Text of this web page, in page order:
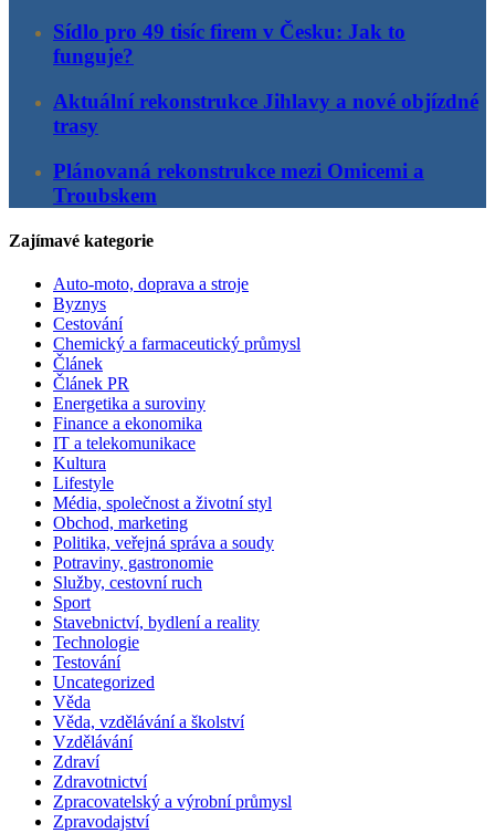
Sídlo pro 49 tisíc firem v Česku: Jak to
funguje?
Aktuální rekonstrukce Jihlavy a nové objízdné
trasy
Plánovaná rekonstrukce mezi Omicemi a
Troubskem
Zajímavé kategorie
Auto-moto, doprava a stroje
Byznys
Cestování
Chemický a farmaceutický průmysl
Článek
Článek PR
Energetika a suroviny
Finance a ekonomika
IT a telekomunikace
Kultura
Lifestyle
Média, společnost a životní styl
Obchod, marketing
Politika, veřejná správa a soudy
Potraviny, gastronomie
Služby, cestovní ruch
Sport
Stavebnictví, bydlení a reality
Technologie
Testování
Uncategorized
Věda
Věda, vzdělávání a školství
Vzdělávání
Zdraví
Zdravotnictví
Zpracovatelský a výrobní průmysl
Zpravodajství